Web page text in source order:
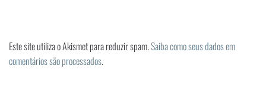
Este site utiliza o Akismet para reduzir spam.Saiba como seus dados em
comentários são processados.